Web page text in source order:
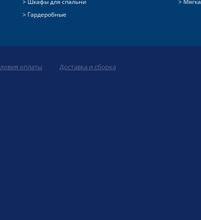
Гардеробные
оплаты Доставка и сборка